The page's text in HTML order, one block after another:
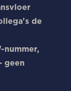
de
nummer,
geen